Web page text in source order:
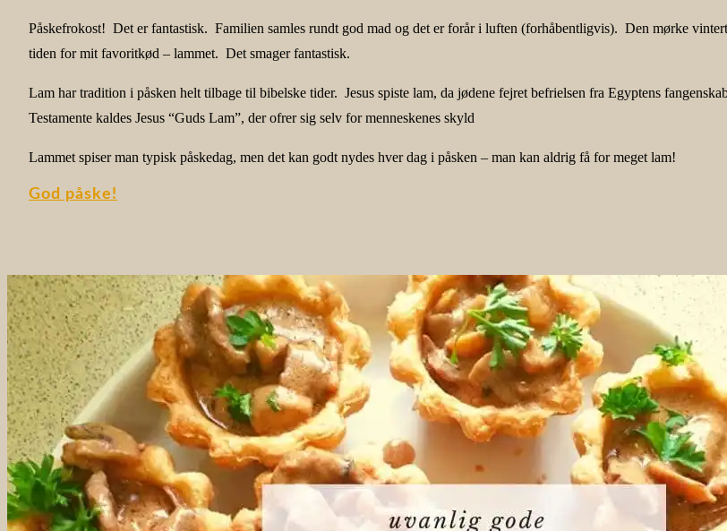
Påskefrokost! Det er fantastisk. Familien samles rundt god mad og det er forår i luften (forhåbentligvis). Den mørke
tiden for mit favoritkød – lammet. Det smager fantastisk.
Lam har tradition i påsken helt tilbage til bibelske tider. Jesus spiste lam, da jødene fejret befrielsen fra Egyptens
Testamente kaldes Jesus “Guds Lam”, der ofrer sig selv for menneskenes skyld
Lammet spiser man typisk påskedag, men det kan godt nydes hver dag i påsken – man kan aldrig få for meget lam!
God påske!